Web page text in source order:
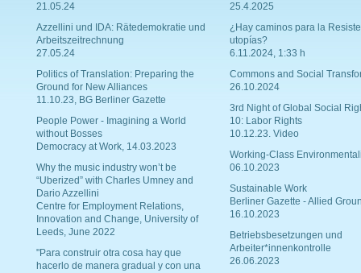
21.05.24
Azzellini und IDA: Rätedemokratie und
Arbeitszeitrechnung
27.05.24
Politics of Translation: Preparing the
Ground for New Alliances
11.10.23, BG Berliner Gazette
People Power - Imagining a World
without Bosses
Democracy at Work, 14.03.2023
Why the music industry won’t be
“Uberized” with Charles Umney and
Dario Azzellini
Centre for Employment Relations,
Innovation and Change, University of
Leeds, June 2022
"Para construir otra cosa hay que
hacerlo de manera gradual y con una
25.4.2025
¿Hay caminos para la
utopías?
6.11.2024, 1:33 h
Commons and Social
26.10.2024
3rd Night of Global Social
10: Labor Rights
10.12.23. Video
Working-Class
06.10.2023
Sustainable Work
Berliner Gazette - Allied
16.10.2023
Betriebsbesetzungen und
Arbeiter*innenkontrolle
26.06.2023